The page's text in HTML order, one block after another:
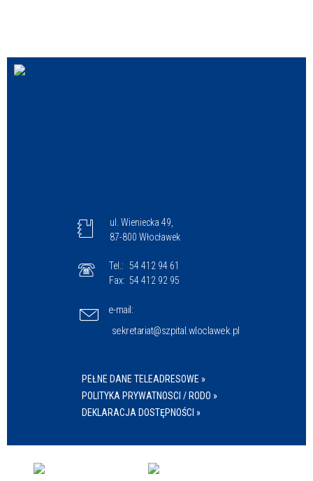
ul. Wieniecka 49,
87-800 Włocławek
Tel.: 54 412 94 61
Fax: 54 412 92 95
e-mail:
sekretariat@szpital.wloclawek.pl
PEŁNE DANE TELEADRESOWE »
POLITYKA PRYWATNOSCI / RODO »
DEKLARACJA DOSTĘPNOŚCI »